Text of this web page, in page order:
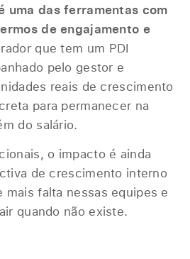
uma das ferramentas com
de engajamento e
que tem um PDI
pelo gestor e
reais de crescimento
para permanecer na
do salário.
o impacto é ainda
de crescimento interno
mais falta nessas equipes e
quando não existe.